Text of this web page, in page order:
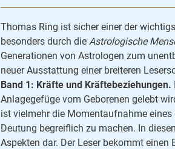
Thomas Ring ist sicher einer der
besonders durch die Astrologische
Generationen von Astrologen zum
neuer Ausstattung einer breiteren
Band 1: Kräfte und Kräftebeziehungen.
Anlagegefüge vom Geborenen gelebt
ist vielmehr die Momentaufnahme
Deutung begreiflich zu machen. In
Aspekten dar. Der Leser bekommt